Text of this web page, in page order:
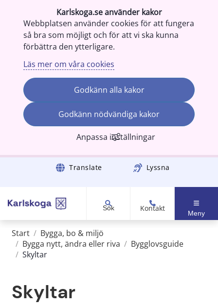
Karlskoga.se använder kakor
Webbplatsen använder cookies för att fungera
så bra som möjligt och för att vi ska kunna
förbättra den ytterligare.
Läs mer om våra cookies
Godkänn alla kakor
Godkänn nödvändiga kakor
Anpassa inställningar
Gå till innehåll Translate Lyssna
Sök Kontakt
Meny
Start / Bygga, bo & miljö
/ Bygga nytt, ändra eller riva / Bygglovsguide
/ Skyltar
Skyltar